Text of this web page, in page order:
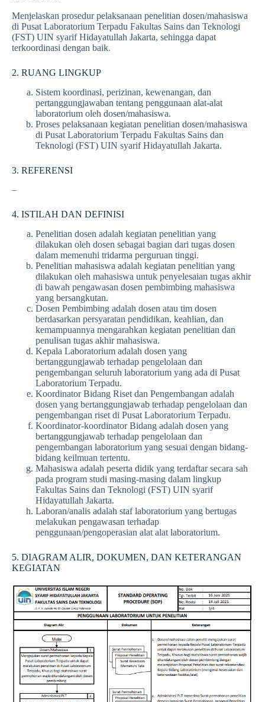
Menjelaskan prosedur pelaksanaan penelitian dosen/mahasiswa
di Pusat Laboratorium Terpadu Fakultas Sains dan Teknologi
(FST) UIN syarif Hidayatullah Jakarta, sehingga dapat
terkoordinasi dengan baik.
2. RUANG LINGKUP
Sistem koordinasi, perizinan, kewenangan, dan
pertanggungjawaban tentang penggunaan alat-alat
laboratorium oleh dosen/mahasiswa.
Proses pelaksanaan kegiatan penelitian dosen/mahasiswa
di Pusat Laboratorium Terpadu Fakultas Sains dan
Teknologi (FST) UIN syarif Hidayatullah Jakarta.
3. REFERENSI
–
4. ISTILAH DAN DEFINISI
Penelitian dosen adalah kegiatan penelitian yang
dilakukan oleh dosen sebagai bagian dari tugas dosen
dalam memenuhi tridarma perguruan tinggi.
Penelitian mahasiswa adalah kegiatan penelitian yang
dilakukan oleh mahasiswa untuk penyelesaian tugas akhir
di bawah pengawasan dosen pembimbing mahasiswa
yang bersangkutan.
Dosen Pembimbing adalah dosen atau tim dosen
berdasarkan persyaratan pendidikan, keahlian, dan
kemampuannya mengarahkan kegiatan penelitian dan
penulisan tugas akhir mahasiswa.
Kepala Laboratorium adalah dosen yang
bertanggungjawab terhadap pengelolaan dan
pengembangan seluruh laboratorium yang ada di Pusat
Laboratorium Terpadu.
Koordinator Bidang Riset dan Pengembangan adalah
dosen yang bertanggungjawab terhadap pengelolaan dan
pengembangan riset di Pusat Laboratorium Terpadu.
Koordinator-koordinator Bidang adalah dosen yang
bertanggungjawab terhadap pengelolaan dan
pengembangan laboratorium yang sesuai dengan bidang-
bidang keilmuan tertentu.
Mahasiswa adalah peserta didik yang terdaftar secara sah
pada program studi masing-masing dalam lingkup
Fakultas Sains dan Teknologi (FST) UIN syarif
Hidayatullah Jakarta.
Laboran/analis adalah staf laboratorium yang bertugas
melakukan pengawasan terhadap
penggunaan/pengoperasian alat alat laboratorium.
5. DIAGRAM ALIR, DOKUMEN, DAN KETERANGAN
KEGIATAN